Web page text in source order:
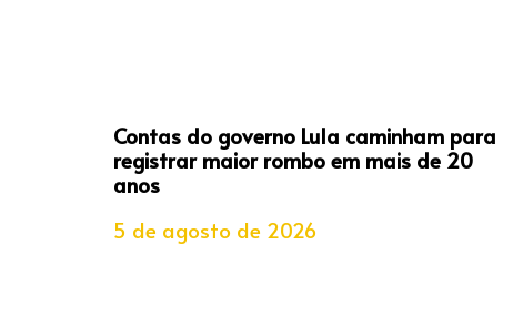
Contas do governo Lula caminham para
registrar maior rombo em mais de 20
anos
5 de agosto de 2026